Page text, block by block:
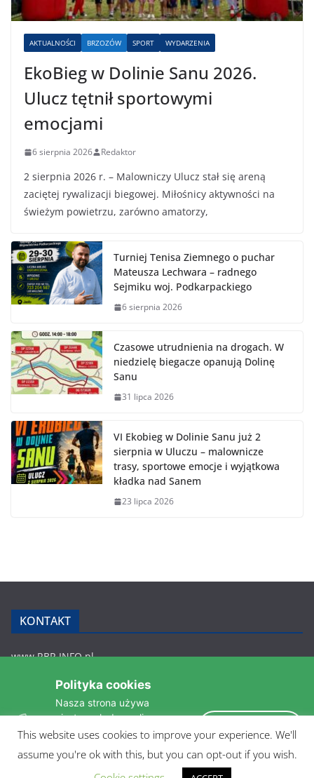
AKTUALNOŚCI BRZOZÓW SPORT WYDARZENIA
EkoBieg w Dolinie Sanu 2026.
Ulucz tętnił sportowymi
emocjami
6 sierpnia 2026 Redaktor
2 sierpnia 2026 r. – Malowniczy Ulucz stał się areną
zaciętej rywalizacji biegowej. Miłośnicy aktywności na
świeżym powietrzu, zarówno amatorzy,
Turniej Tenisa Ziemnego o puchar
Mateusza Lechwara – radnego
Sejmiku woj. Podkarpackiego
6 sierpnia 2026
Czasowe utrudnienia na drogach. W
niedzielę biegacze opanują Dolinę
Sanu
31 lipca 2026
VI Ekobieg w Dolinie Sanu już 2
sierpnia w Uluczu – malownicze
trasy, sportowe emocje i wyjątkowa
kładka nad Sanem
23 lipca 2026
KONTAKT
www.RBR.INFO.pl
36-200 Brzozów
rbr.info.pl@gmail.com
POLITYKA PRYWATNOŚCI
This website uses cookies to improve your experience. We'll
assume you're ok with this, but you can opt-out if you wish.
Polityka cookies
Nasza strona używa
ciasteczek do analizy
statystyk i zapewnienia
pomiędzi wizytami.
Akceptuję